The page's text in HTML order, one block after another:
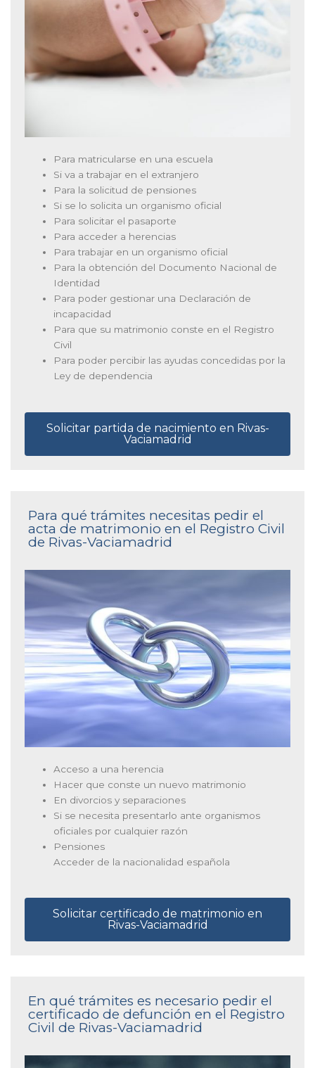
Para matricularse en una escuela
Si va a trabajar en el extranjero
Para la solicitud de pensiones
Si se lo solicita un organismo oficial
Para solicitar el pasaporte
Para acceder a herencias
Para trabajar en un organismo oficial
Para la obtención del Documento Nacional de
Identidad
Para poder gestionar una Declaración de
incapacidad
Para que su matrimonio conste en el Registro
Civil
Para poder percibir las ayudas concedidas por la
Ley de dependencia
Solicitar partida de nacimiento en Rivas-
Vaciamadrid
Para qué trámites necesitas pedir el
acta de matrimonio en el Registro Civil
de Rivas-Vaciamadrid
Acceso a una herencia
Hacer que conste un nuevo matrimonio
En divorcios y separaciones
Si se necesita presentarlo ante organismos
oficiales por cualquier razón
Pensiones
Acceder de la nacionalidad española
Solicitar certificado de matrimonio en
Rivas-Vaciamadrid
En qué trámites es necesario pedir el
certificado de defunción en el Registro
Civil de Rivas-Vaciamadrid